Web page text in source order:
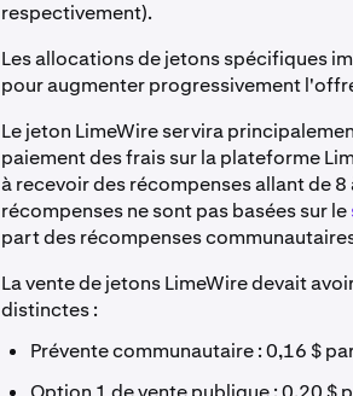
respectivement).
Les allocations de jetons spécifiques
pour augmenter progressivement
Le jeton LimeWire servira
paiement des frais sur la plateforme
à recevoir des récompenses allant de
récompenses ne sont pas basées sur le
part des récompenses
La vente de jetons LimeWire devait
distinctes :
Prévente communautaire : 0,16 $